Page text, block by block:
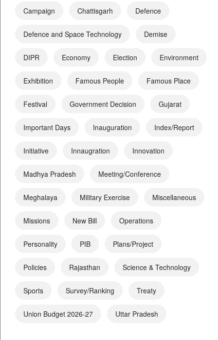
Campaign Chattisgarh Defence
Defence and Space Technology Demise
DIPR Economy Election Environment
Exhibition Famous People Famous Place
Festival Government Decision Gujarat
Important Days Inauguration Index/Report
Initiative Innaugration Innovation
Madhya Pradesh Meeting/Conference
Meghalaya Military Exercise Miscellaneous
Missions New Bill Operations
Personality PIB Plans/Project
Policies Rajasthan Science & Technology
Sports Survey/Ranking Treaty
Union Budget 2026-27 Uttar Pradesh